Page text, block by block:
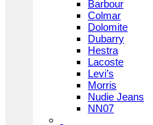
Barbour
Colmar
Dolomite
Dubarry
Hestra
Lacoste
Levi’s
Morris
Nudie Jeans
NN07